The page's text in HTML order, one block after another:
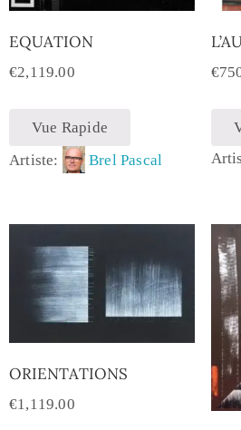
EQUATION
€2,119.00
Vue Rapide
Artiste:
Brel Pascal
€
ORIENTATIONS
€1,119.00